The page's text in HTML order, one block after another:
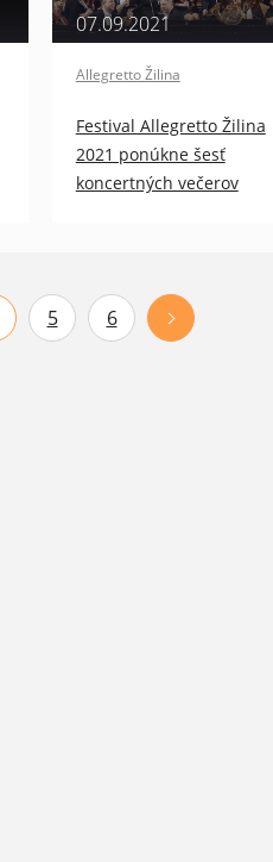
07.09.2021
Allegretto Žilina
Festival Allegretto Žilina
2021 ponúkne šesť
koncertných večerov
5 6